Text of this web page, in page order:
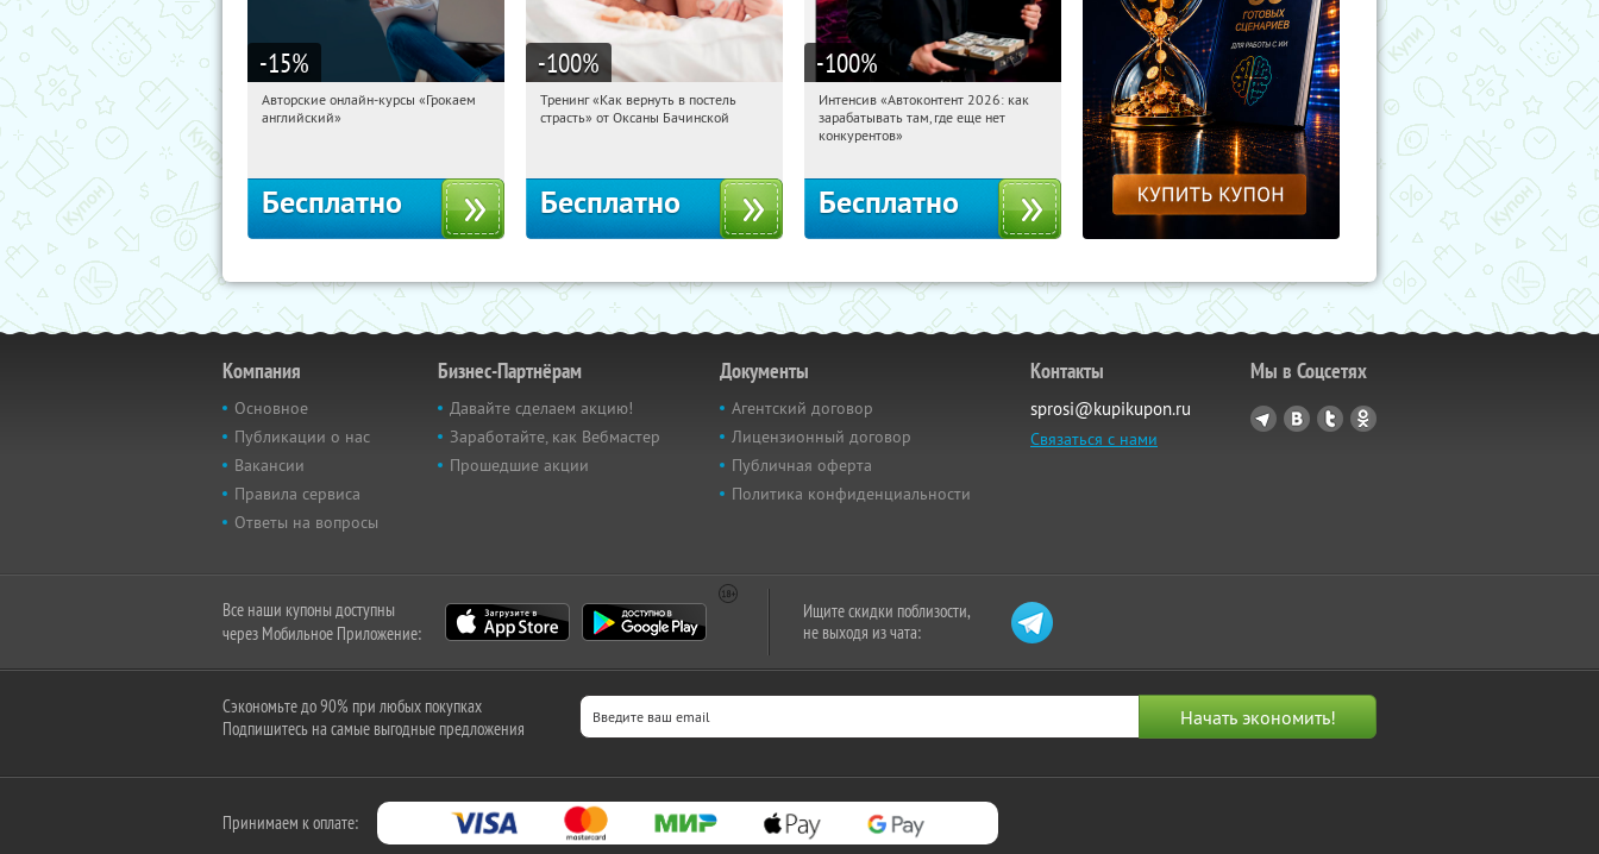
-15%
20:18:41 Получили:
Авторские онлайн-курсы «Грокаем
английский»
Бесплатно
-100%
20:18:41 Получили:
Тренинг «Как вернуть в постель
страсть» от Оксаны Бачинской
Бесплатно
-100%
20:18:41 Получили:
Россия
Интенсив «Автоконтент 2026: как
зарабатывать там, где еще нет
конкурентов»
Бесплатно
Компания
Основное
Публикации о нас
Вакансии
Правила сервиса
Ответы на вопросы
Бизнес-Партнёрам
Давайте сделаем акцию!
Заработайте, как Вебмастер
Прошедшие акции
Документы
Агентский договор
Лицензионный договор
Публичная оферта
Политика конфиденциальности
Контакты
sprosi@kupikupon.ru
Связаться с нами
Мы в Соцсетях
Все наши купоны доступны
через Мобильное Приложение:
Ищите скидки поблизости,
не выходя из чата:
Сэкономьте до 90% при любых покупках
Подпишитесь на самые выгодные предложения
Принимаем к оплате: